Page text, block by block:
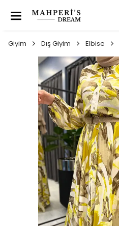
Giyim Dış Giyim Elbise